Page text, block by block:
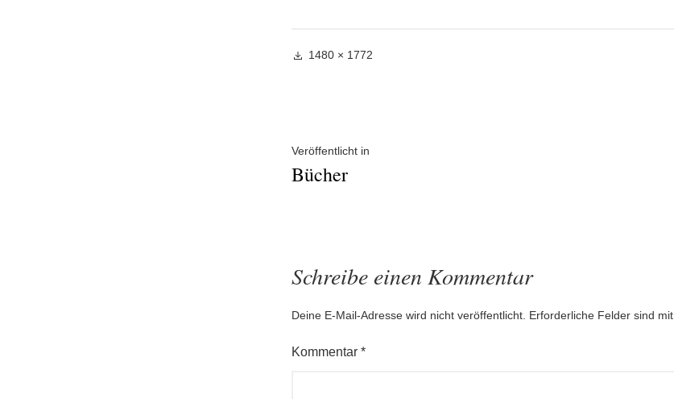
Volle1480 × 1772
Beitragsnavigation
Veröffentlicht in
Bücher
Schreibe einen Kommentar
Deine E-Mail-Adresse wird nicht veröffentlicht. Erforderliche Felder sind mit
Kommentar *